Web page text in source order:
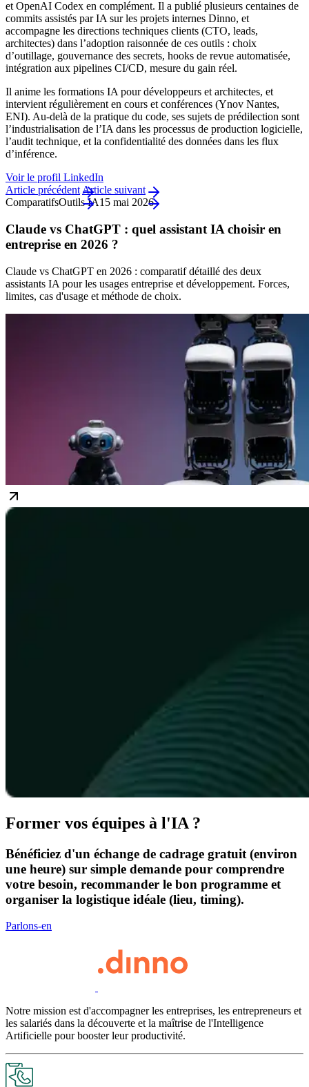
et OpenAI Codex en complément. Il a publié plusieurs centaines de
commits assistés par IA sur les projets internes Dinno, et
accompagne les directions techniques clients (CTO, leads,
architectes) dans l’adoption raisonnée de ces outils : choix
d’outillage, gouvernance des secrets, hooks de revue automatisée,
intégration aux pipelines CI/CD, mesure du gain réel.
Il anime les formations IA pour développeurs et architectes, et
intervient régulièrement en cours et conférences (Ynov Nantes,
ENI). Au-delà de la pratique du code, ses sujets de prédilection sont
l’industrialisation de l’IA dans les processus de production logicielle,
l’audit technique, et la confidentialité des données dans les flux
d’inférence.
Voir le profil LinkedIn
Article précédentArticle suivant
ComparatifsOutils IA15 mai 2026
Claude vs ChatGPT : quel assistant IA choisir en
entreprise en 2026 ?
Claude vs ChatGPT en 2026 : comparatif détaillé des deux
assistants IA pour les usages entreprise et développement. Forces,
limites, cas d'usage et méthode de choix.
Former vos équipes à l'IA ?
Bénéficiez d'un échange de cadrage gratuit (environ
une heure) sur simple demande pour comprendre
votre besoin, recommander le bon programme et
organiser la logistique idéale (lieu, timing).
Parlons-en
Notre mission est d'accompagner les entreprises, les entrepreneurs et
les salariés dans la découverte et la maîtrise de l'Intelligence
Artificielle pour booster leur productivité.